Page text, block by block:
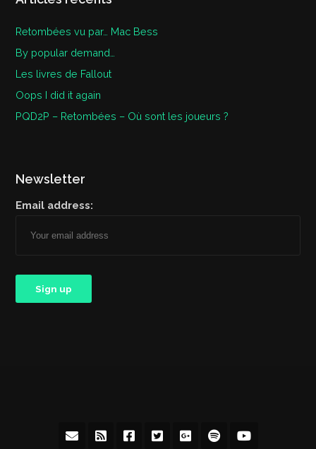
Retombées vu par… Mac Bess
By popular demand…
Les livres de Fallout
Oops I did it again
PQD2P – Retombées – Où sont les joueurs ?
Newsletter
Email address: